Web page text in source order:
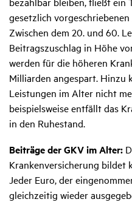
gesetzlich
Zwischen dem 20. und 60.
Beitragszuschlag in Höhe
werden für die höheren
Milliarden angespart. Hinzu
Leistungen im Alter nicht
beispielsweise entfällt das
in den Ruhestand.
Beiträge der GKV im Alter:
Krankenversicherung bildet
Jeder Euro, der
gleichzeitig wieder